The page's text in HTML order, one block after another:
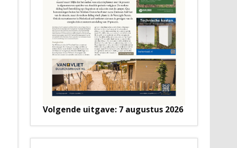
Volgende uitgave: 7 augustus 2026